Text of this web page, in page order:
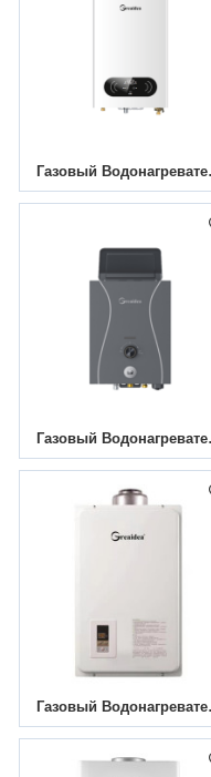
Газовый